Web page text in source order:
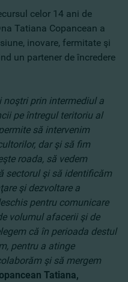
celor 14 ani de
Tatiana Copancean a
inovare, fermitate şi
un partener de încredere
noştri prin intermediul a
pe întregul teritoriu al
să intervenim
dar şi să fim
roada, să vedem
sectorul şi să identificăm
şi dezvoltare a
pentru comunicare
volumul afacerii şi de
că în perioada destul
pentru a atinge
şi să mergem
Tatiana,